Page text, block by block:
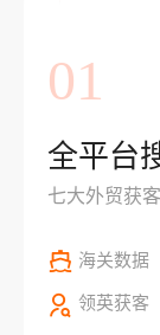
01
全平台
七大外贸获
海关数据
领英获客